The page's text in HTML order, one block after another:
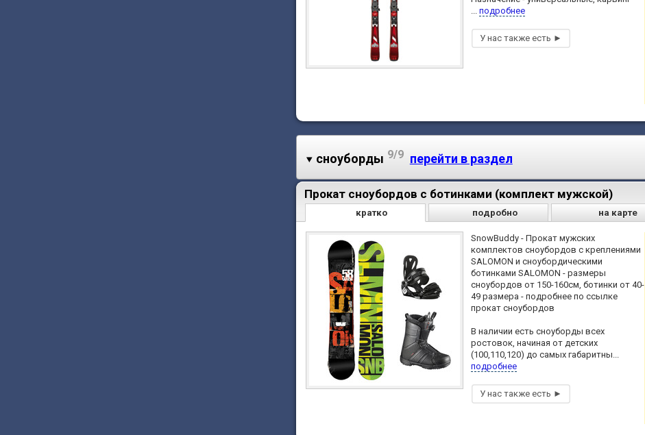
... подробнее
сноуборды 9/9 перейти в раздел
Прокат сноубордов с ботинками (комплект мужской)
кратко подробно на карте
SnowBuddy - Прокат мужских
комплектов сноубордов с креплениями
SALOMON и сноубордическими
ботинками SALOMON - размеры
сноубордов от 150-160см, ботинки от 40-
49 размера - подробнее по ссылке
прокат сноубордов
В наличии есть сноуборды всех
ростовок, начиная от детских
(100,110,120) до самых габаритны...
подробнее